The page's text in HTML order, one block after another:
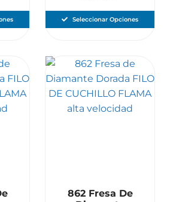
Seleccionar Opciones
862 Fresa De